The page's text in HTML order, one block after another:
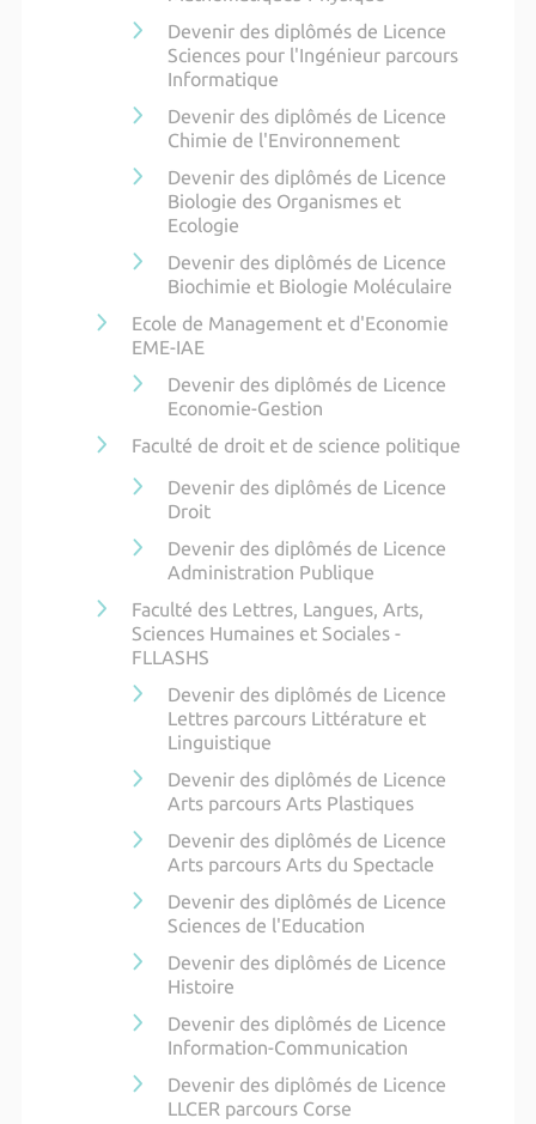
Devenir des diplômés de Licence
Sciences pour l'Ingénieur parcours
Informatique
Devenir des diplômés de Licence
Chimie de l'Environnement
Devenir des diplômés de Licence
Biologie des Organismes et
Ecologie
Devenir des diplômés de Licence
Biochimie et Biologie Moléculaire
Ecole de Management et d'Economie
EME-IAE
Devenir des diplômés de Licence
Economie-Gestion
Faculté de droit et de science politique
Devenir des diplômés de Licence
Droit
Devenir des diplômés de Licence
Administration Publique
Faculté des Lettres, Langues, Arts,
Sciences Humaines et Sociales -
FLLASHS
Devenir des diplômés de Licence
Lettres parcours Littérature et
Linguistique
Devenir des diplômés de Licence
Arts parcours Arts Plastiques
Devenir des diplômés de Licence
Arts parcours Arts du Spectacle
Devenir des diplômés de Licence
Sciences de l'Education
Devenir des diplômés de Licence
Histoire
Devenir des diplômés de Licence
Information-Communication
Devenir des diplômés de Licence
LLCER parcours Corse